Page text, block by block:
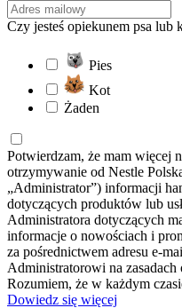
Czy jesteś opiekunem psa lub
Pies
Kot
Żaden
Potwierdzam, że mam więcej
otrzymywanie od Nestle
„Administrator”) informacji
dotyczących produktów lub
Administratora dotyczących
informacje o nowościach i
za pośrednictwem adresu e-
Administratorowi na
Rozumiem, że w każdym
Dowiedz się więcej